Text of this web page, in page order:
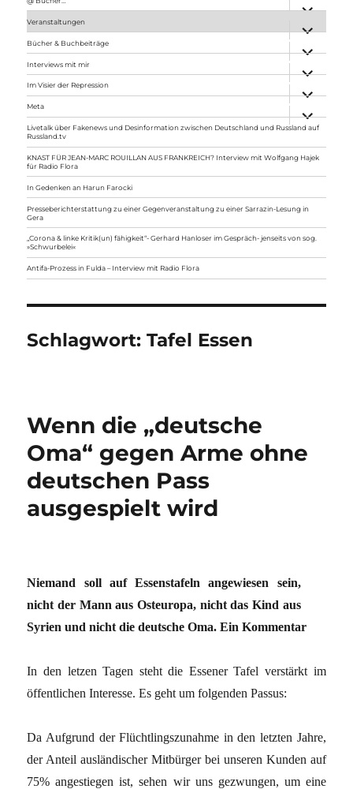
Veranstaltungen
anzeigen
Bücher & Buchbeiträge
anzeigen
Interviews mit mir
anzeigen
Im Visier der Repression
anzeigen
Meta
anzeigen
Livetalk über Fakenews und Desinformation zwischen Deutschland und Russland auf
Russland.tv
KNAST FÜR JEAN-MARC ROUILLAN AUS FRANKREICH? Interview mit Wolfgang Hajek
für Radio Flora
In Gedenken an Harun Farocki
Presseberichterstattung zu einer Gegenveranstaltung zu einer Sarrazin-Lesung in
Gera
„Corona & linke Kritik(un) fähigkeit“- Gerhard Hanloser im Gespräch- jenseits von sog.
»Schwurbelei«
Antifa-Prozess in Fulda – Interview mit Radio Flora
Schlagwort:Tafel Essen
Wenn die „deutsche
Oma“ gegen Arme ohne
deutschen Pass
ausgespielt wird
Niemand soll auf Essenstafeln angewiesen sein,
nicht der Mann aus Osteuropa, nicht das Kind aus
Syrien und nicht die deutsche Oma. Ein Kommentar
In den letzen Tagen steht die Essener Tafel verstärkt im
öffentlichen Interesse. Es geht um folgenden Passus:
Da Aufgrund der Flüchtlingszunahme in den letzten Jahre,
der Anteil ausländischer Mitbürger bei unseren Kunden auf
75% angestiegen ist, sehen wir uns gezwungen, um eine